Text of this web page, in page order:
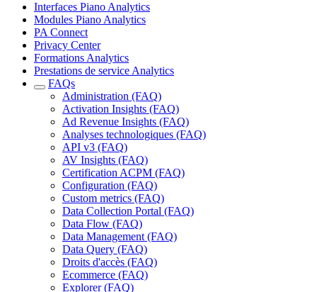
Interfaces Piano Analytics
Modules Piano Analytics
PA Connect
Privacy Center
Formations Analytics
Prestations de service Analytics
FAQs
Administration (FAQ)
Activation Insights (FAQ)
Ad Revenue Insights (FAQ)
Analyses technologiques (FAQ)
API v3 (FAQ)
AV Insights (FAQ)
Certification ACPM (FAQ)
Configuration (FAQ)
Custom metrics (FAQ)
Data Collection Portal (FAQ)
Data Flow (FAQ)
Data Management (FAQ)
Data Query (FAQ)
Droits d'accès (FAQ)
Ecommerce (FAQ)
Explorer (FAQ)